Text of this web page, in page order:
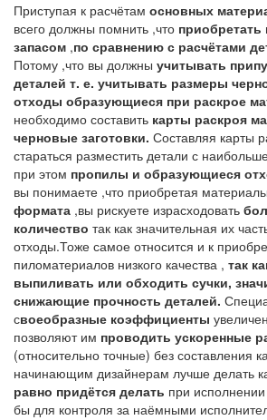
Приступая к расчётам основных
всего должны помнить ,что
запасом ,по сравнению с расчётами
Потому ,что вы должны учитывать
деталей т. е. учитывать размеры
отходы образующиеся при раскрое
необходимо составить карты раскроя
черновые заготовки. Составляя карты
стараться разместить детали с
при этом пропилы и образующиеся
вы понимаете ,что приобретая материалы
формата ,вы рискуете израсходовать
количество так как значительная их
отходы.Тоже самое относится и к
пиломатериалов низкого качества , так
выпиливать или обходить сучки,
снижающие прочность деталей.
своеобразные коэффициенты
позволяют им проводить ускоренные
(относительно точные) без составления
начинающим дизайнерам лучше делать
равно придётся делать при
бы для контроля за наёмными